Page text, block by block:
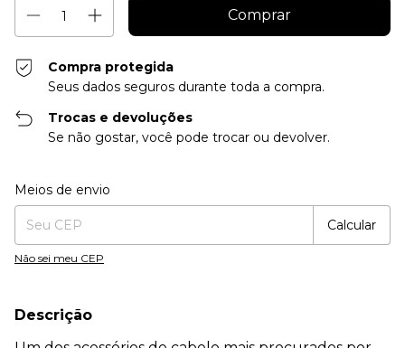
Compra protegida
Seus dados seguros durante toda a compra.
Trocas e devoluções
Se não gostar, você pode trocar ou devolver.
Entregas para o CEP:
Meios de envio
Calcular
Não sei meu CEP
Descrição